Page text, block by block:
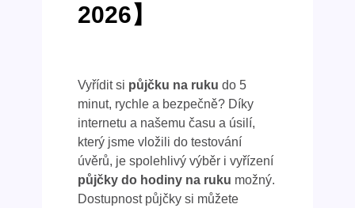
2026】
Vyřídit si půjčku na ruku do 5
minut, rychle a bezpečně? Díky
internetu a našemu času a úsilí,
který jsme vložili do testování
úvěrů, je spolehlivý výběr i vyřízení
půjčky do hodiny na ruku možný.
Dostupnost půjčky si můžete